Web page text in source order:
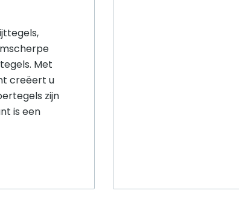
Met
creëert u
zijn
is een